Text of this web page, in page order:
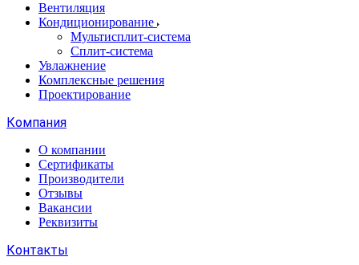
Вентиляция
Кондиционирование
Мультисплит-система
Сплит-система
Увлажнение
Комплексные решения
Проектирование
Компания
О компании
Сертификаты
Производители
Отзывы
Вакансии
Реквизиты
Контакты